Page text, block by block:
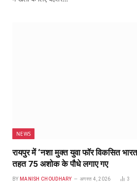
NEWS
रायपुर में ‘नशा मुक्त युवा फॉर विकसित
तहत 75 अशोक के पौधे लगाए गए
BY MANISH CHOUDHARY अगस्त 4, 2026 3